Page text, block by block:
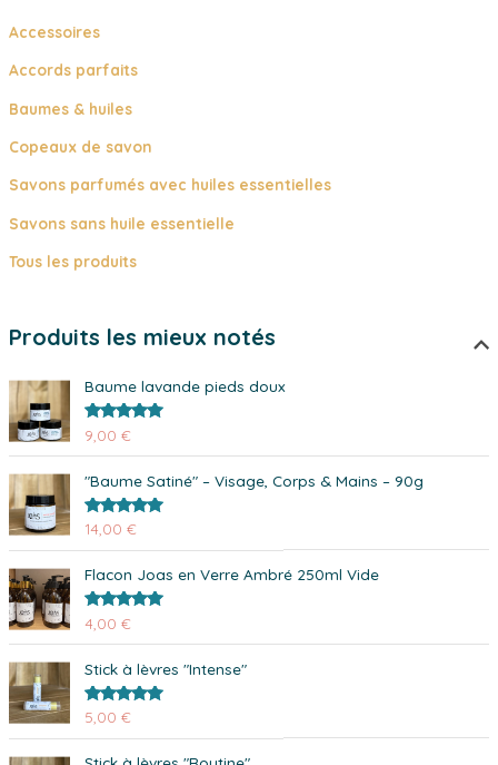
Accessoires
Accords parfaits
Baumes & huiles
Copeaux de savon
Savons parfumés avec huiles essentielles
Savons sans huile essentielle
Tous les produits
Produits les mieux notés
Baume lavande pieds doux
Note 5.00
sur 5
9,00€
"Baume Satiné" – Visage, Corps & Mains – 90g
Note5.00
sur 5
14,00€
Flacon Joas en Verre Ambré 250ml Vide
Note 5.00
sur 5
4,00€
Stick à lèvres "Intense"
Note 5.00
sur 5
5,00€